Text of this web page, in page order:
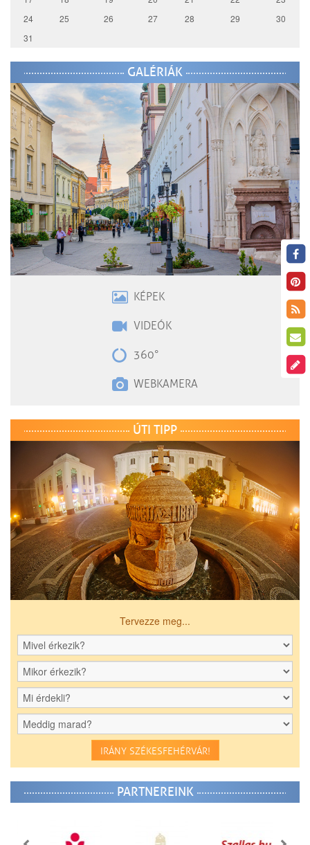
24
25 26 27 28 29
30
31
GALÉRIÁK
KÉPEK
VIDEÓK
360°
WEBKAMERA
ÚTI TIPP
Tervezze meg...
IRÁNY SZÉKESFEHÉRVÁR!
PARTNEREINK